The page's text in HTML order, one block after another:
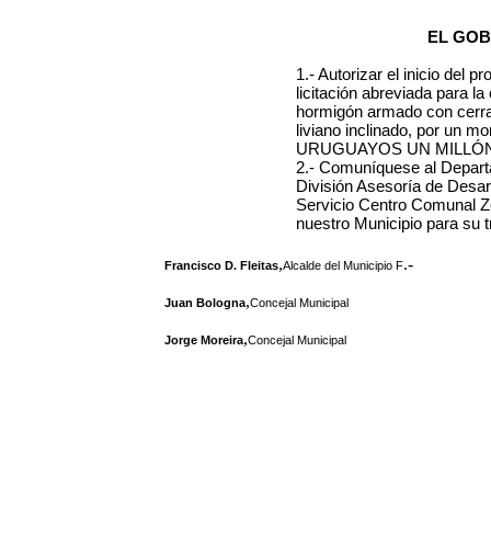
EL
1.- Autorizar el inicio del
licitación abreviada para
hormigón armado con
liviano inclinado, por un
URUGUAYOS UN
2.- Comuníquese al
División Asesoría de
Servicio Centro Comunal
nuestro Municipio para su
Francisco D. Fleitas,Alcalde del Municipio F.-
Juan Bologna,Concejal Municipal
Jorge Moreira,Concejal Municipal